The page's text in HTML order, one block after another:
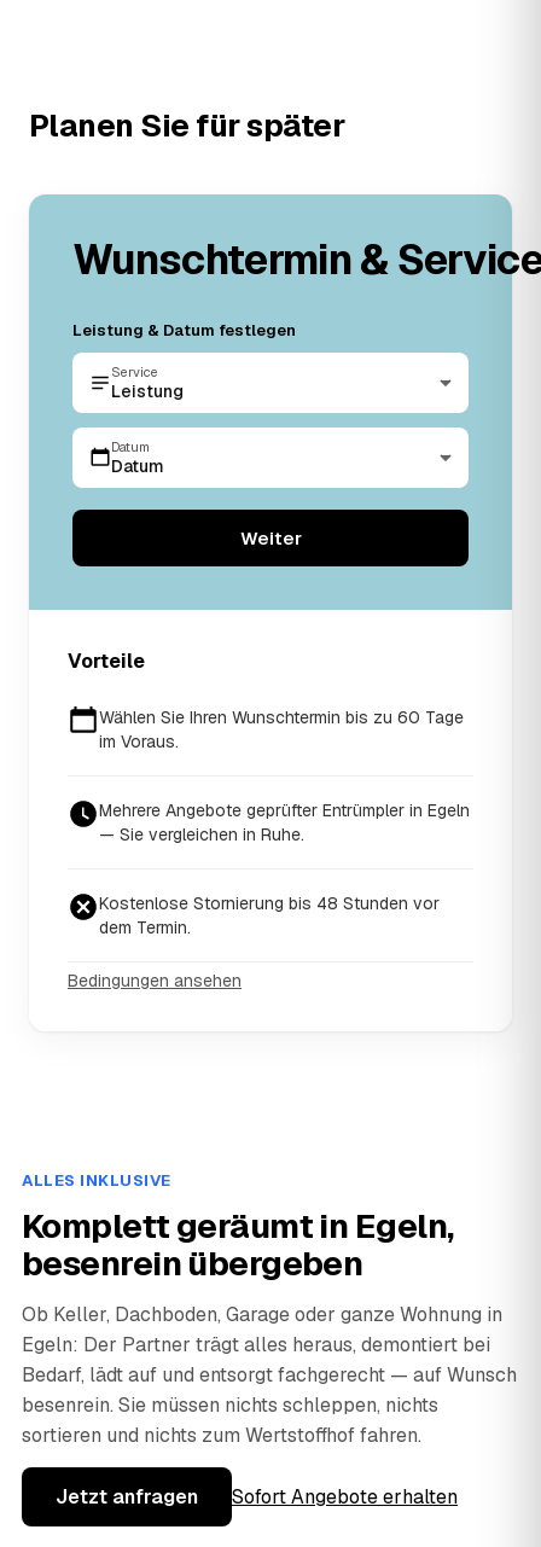
Planen Sie für später
Wunschtermin &
Leistung & Datum festlegen
Service
Leistung
Datum
Datum
Weiter
Vorteile
Wählen Sie Ihren Wunschtermin bis zu 60 Tage
im Voraus.
Mehrere Angebote geprüfter Entrümpler in Egeln
— Sie vergleichen in Ruhe.
Kostenlose Stornierung bis 48 Stunden vor
dem Termin.
Bedingungen ansehen
ALLES INKLUSIVE
Komplett geräumt in Egeln,
besenrein übergeben
Ob Keller, Dachboden, Garage oder ganze Wohnung in
Egeln: Der Partner trägt alles heraus, demontiert bei
Bedarf, lädt auf und entsorgt fachgerecht — auf Wunsch
besenrein. Sie müssen nichts schleppen, nichts
sortieren und nichts zum Wertstoffhof fahren.
Jetzt anfragen Sofort Angebote erhalten